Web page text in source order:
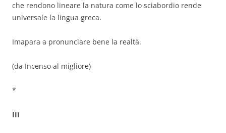
che rendono lineare la natura come lo sciabordio rende
universale la lingua greca.
Imapara a pronunciare bene la realtà.
(da Incenso al migliore)
*
III